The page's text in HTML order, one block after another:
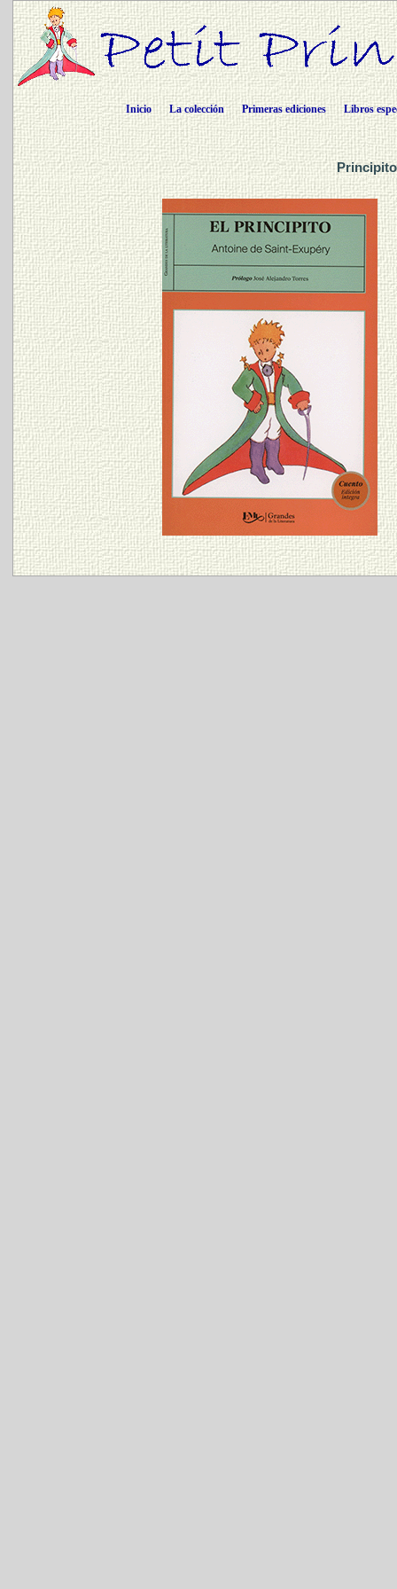
Inicio La colección Primeras ediciones Libros